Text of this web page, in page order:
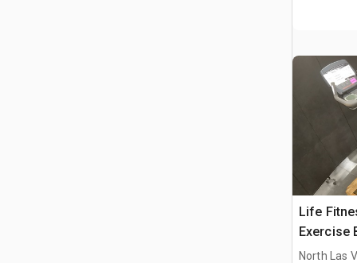
Life
Exercise
North Las